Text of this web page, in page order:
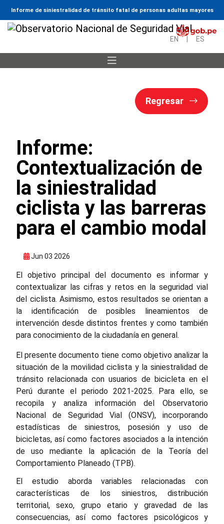
Informe de siniestralidad de tránsito fatal de personas adultas mayores
EN ES
Regresar
Informe:
Contextualización de
la siniestralidad
ciclista y las barreras
para el cambio modal
Jun 03 2026
El objetivo principal del documento es informar y
contextualizar las cifras y retos en la seguridad vial
del ciclista. Asimismo, estos resultados se orientan a
la identificación de posibles lineamientos de
intervención desde distintos frentes y como también
para conocimiento de la ciudadanía en general.
El presente documento tiene como objetivo analizar la
situación de la movilidad ciclista y la siniestralidad de
tránsito relacionada con usuarios de bicicleta en el
Perú durante el periodo 2021-2025. Para ello, se
recopila y analiza información del Observatorio
Nacional de Seguridad Vial (ONSV), incorporando
estadísticas de siniestros, posesión y uso de
bicicletas, así como factores asociados a la intención
de uso mediante la aplicación de la Teoría del
Comportamiento Planeado (TPB).
El estudio aborda variables relacionadas con
características de los siniestros, distribución
territorial, sexo, grupo etario y gravedad de las
consecuencias, así como factores psicológicos y